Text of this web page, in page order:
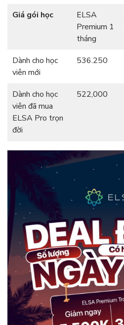
Giá gói học
ELSA
Premium 1
tháng
Dành cho học
viên mới
536.250
Dành cho học
viên đã mua
ELSA Pro trọn
đời
522,000